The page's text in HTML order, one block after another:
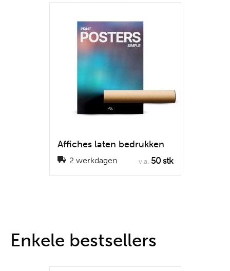
Affiches laten bedrukken
2 werkdagen v.a. 50 stk
Enkele bestsellers